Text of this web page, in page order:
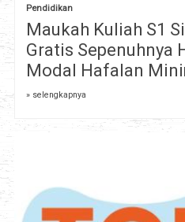
Pendidikan
Maukah Kuliah S1
Gratis Sepenuhnya
Modal Hafalan
» selengkapnya